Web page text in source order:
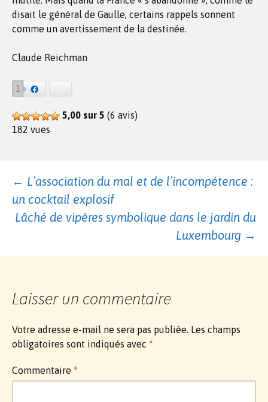
disait le général de Gaulle, certains rappels sonnent
comme un avertissement de la destinée.
Claude Reichman
1
5,00 sur 5 (6 avis)
182 vues
Navigation
des
articles
← L’association du mal et de l’incompétence :
un cocktail explosif
Lâché de vipères symbolique dans le jardin du
Luxembourg →
Laisser un commentaire
Votre adresse e-mail ne sera pas publiée. Les champs
obligatoires sont indiqués avec *
Commentaire *